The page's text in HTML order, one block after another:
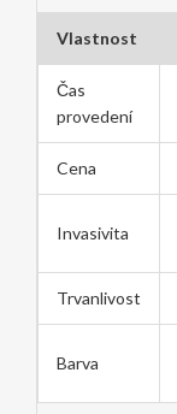
Vlastnost
Čas
provedení
Cena
Invasivita
Trvanlivost
Barva